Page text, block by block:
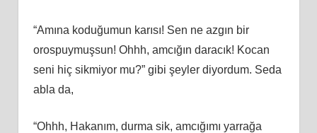
“Amına koduğumun karısı! Sen ne azgın bir
orospuymuşsun! Ohhh, amcığın daracık! Kocan
seni hiç sikmiyor mu?” gibi şeyler diyordum. Seda
abla da,
“Ohhh, Hakanım, durma sik, amcığımı yarrağa